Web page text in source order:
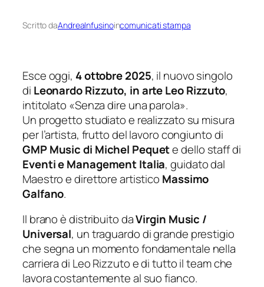
Scritto daAndreaInfusinoincomunicati stampa
Esce oggi, 4 ottobre 2025, il nuovo singolo
di Leonardo Rizzuto, in arte Leo Rizzuto,
intitolato «Senza dire una parola».
Un progetto studiato e realizzato su misura
per l’artista, frutto del lavoro congiunto di
GMP Music di Michel Pequete dello staff di
Eventi e Management Italia, guidato dal
Maestro e direttore artistico Massimo
Galfano.
Il brano è distribuito daVirgin Music /
Universal, un traguardo di grande prestigio
che segna un momento fondamentale nella
carriera di Leo Rizzuto e di tutto il team che
lavora costantemente al suo fianco.